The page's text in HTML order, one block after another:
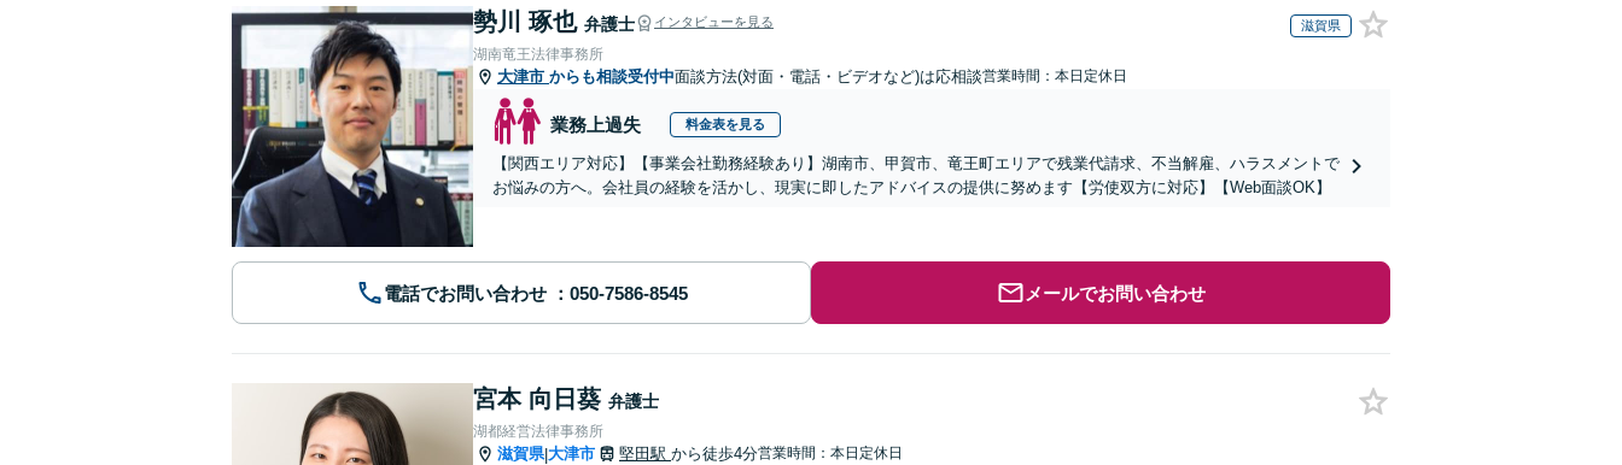
勢川 琢也 弁護士 インタビューを見る 滋賀県
湖南竜王法律事務所
大津市 からも相談受付中面談方法(対面・電話・ビデオなど)は応相談営業時間：本日定休日
業務上過失 料金表を見る
【関西エリア対応】【事業会社勤務経験あり】湖南市、甲賀市、竜王町エリアで残業代請求、不当解雇、ハラスメントで
お悩みの方へ。会社員の経験を活かし、現実に即したアドバイスの提供に努めます【労使双方に対応】【Web面談OK】
電話でお問い合わせ メールでお問い合わせ
宮本 向日葵 弁護士
湖都経営法律事務所
滋賀県|大津市 堅田駅 から徒歩4分営業時間：本日定休日